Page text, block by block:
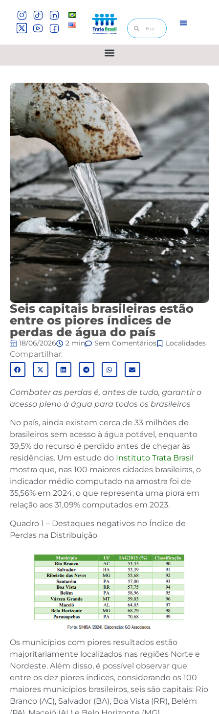
Seis capitais brasileiras estão
entre os piores índices de
perdas de água do país
18/06/2026 2 min Sem Comentários Localidades
Compartilhar:
Combater as perdas é, antes de tudo, garantir o
acesso pleno à água para todos os brasileiros
No país, ainda existem cerca de 33 milhões de
brasileiros sem acesso à água potável, enquanto
39,5% do recurso é perdido antes de chegar às
residências. Um estudo do Instituto Trata Brasil
mostra que, nas 100 maiores cidades brasileiras, o
indicador médio computado na amostra foi de
35,56% em 2024, o que representa uma piora em
relação aos 31,09% computados em 2023.
Quadro 1 – Destaques negativos no Índice de
Perdas na Distribuição
Os municípios com piores resultados estão
majoritariamente localizados nas regiões Norte e
Nordeste. Além disso, é possível observar que
entre os dez piores índices, considerando os 100
maiores municípios brasileiros, seis são capitais: Rio
Branco (AC), Salvador (BA), Boa Vista (RR), Belém